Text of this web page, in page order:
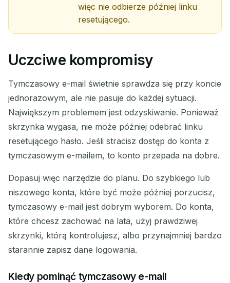
więc nie odbierze później linku
resetującego.
Uczciwe kompromisy
Tymczasowy e-mail świetnie sprawdza się przy koncie
jednorazowym, ale nie pasuje do każdej sytuacji.
Największym problemem jest odzyskiwanie. Ponieważ
skrzynka wygasa, nie może później odebrać linku
resetującego hasło. Jeśli stracisz dostęp do konta z
tymczasowym e-mailem, to konto przepada na dobre.
Dopasuj więc narzędzie do planu. Do szybkiego lub
niszowego konta, które być może później porzucisz,
tymczasowy e-mail jest dobrym wyborem. Do konta,
które chcesz zachować na lata, użyj prawdziwej
skrzynki, którą kontrolujesz, albo przynajmniej bardzo
starannie zapisz dane logowania.
Kiedy pominąć tymczasowy e-mail